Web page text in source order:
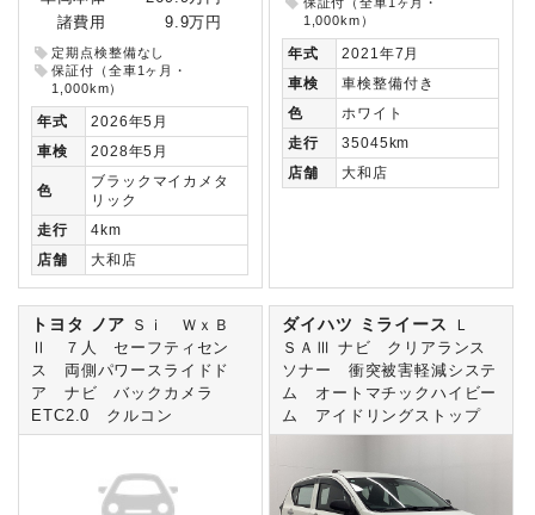
諸費用
9.9万円
定期点検整備なし
保証付（全車1ヶ月・
1,000km）
年式
2026年5月
車検
2028年5月
色
ブラックマイカメタ
リック
走行
4km
店舗
大和店
1,000km）
年式
2021年7月
車検
車検整備付き
色
ホワイト
走行
35045km
店舗
大和店
トヨタ ノア
Ｓｉ ＷｘＢ
Ⅱ ７人 セーフティセン
ス 両側パワースライドド
ア ナビ バックカメラ
ETC2.0 クルコン
ダイハツ ミライース
Ｌ
ＳＡⅢ ナビ クリアランス
ソナー 衝突被害軽減システ
ム オートマチックハイビー
ム アイドリングストップ